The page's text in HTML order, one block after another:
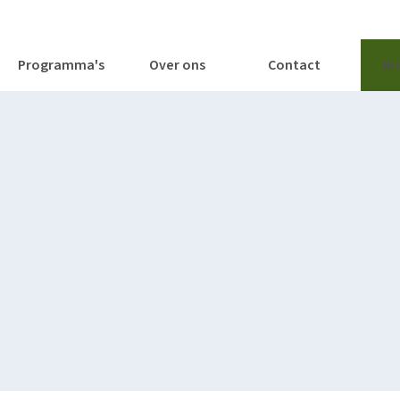
Programma's Over ons Contact Ik